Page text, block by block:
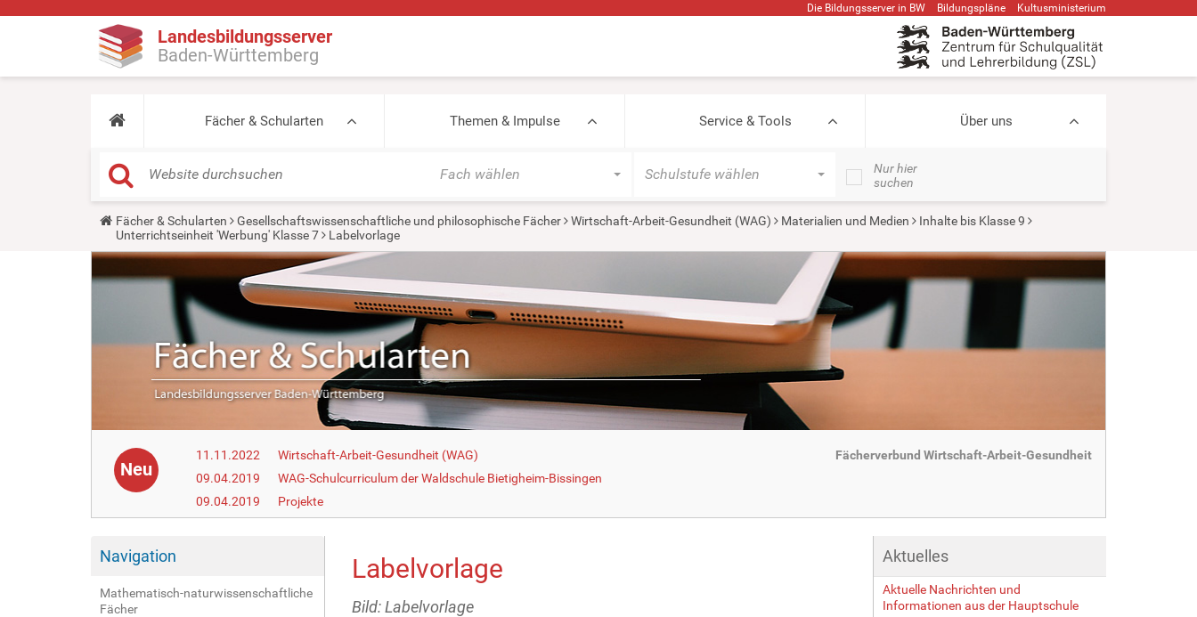
Die Bildungsserver in BW Bildungspläne Kultusministerium
Landesbildungsserver
Baden-Württemberg
Fächer & Schularten Themen & Impulse Service & Tools Über uns
Fach wählen Schulstufe wählen
Nur hier
suchen
Y
u
a
r
e
Fächer & Schularten Gesellschaftswissenschaftliche und philosophische Fächer Wirtschaft-Arbeit-Gesundheit (WAG) Materialien und Medien
Inhalte bis Klasse 9
Unterrichtseinheit 'Werbung' Klasse 7
Labelvorlage
Neu
11.11.2022
Wirtschaft-Arbeit-Gesundheit (WAG)
09.04.2019
WAG-Schulcurriculum der Waldschule Bietigheim-Bissingen
09.04.2019
Projekte
Fächerverbund Wirtschaft-Arbeit-Gesundheit
Navigation
Mathematisch-naturwissenschaftliche
Fächer
Labelvorlage
Bild: Labelvorlage
Aktuelles
Aktuelle Nachrichten und
Informationen aus der Hauptschule